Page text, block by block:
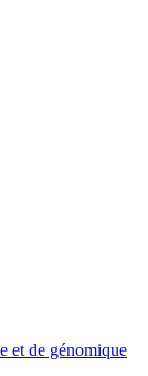
et de génomique